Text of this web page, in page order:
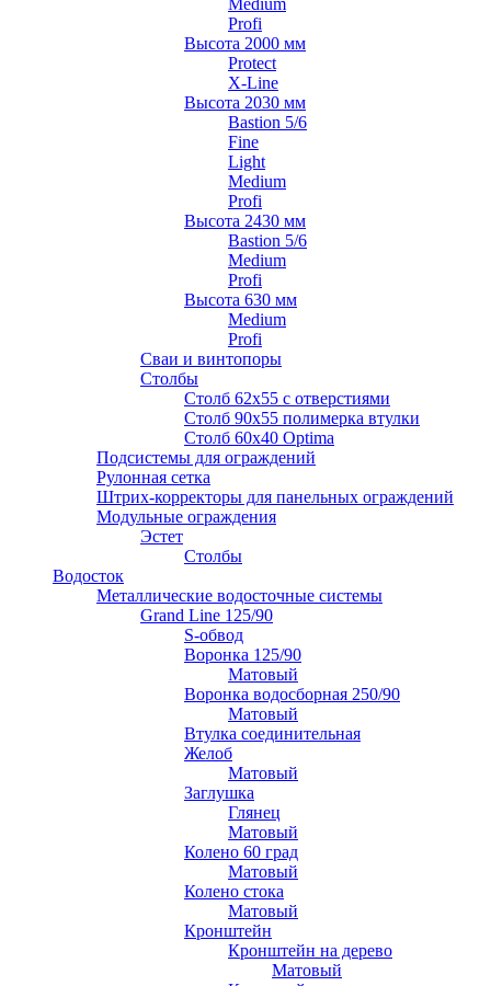
Medium
Profi
Высота 2000 мм
Protect
X-Line
Высота 2030 мм
Bastion 5/6
Fine
Light
Medium
Profi
Высота 2430 мм
Bastion 5/6
Medium
Profi
Высота 630 мм
Medium
Profi
Сваи и винтопоры
Столбы
Cтолб 62х55 с отверстиями
Cтолб 90х55 полимерка втулки
Столб 60х40 Optima
Подсистемы для ограждений
Рулонная сетка
Штрих-корректоры для панельных ограждений
Модульные ограждения
Эстет
Столбы
Водосток
Металлические водосточные системы
Grand Line 125/90
S-обвод
Воронка 125/90
Матовый
Воронка водосборная 250/90
Матовый
Втулка соединительная
Желоб
Матовый
Заглушка
Глянец
Матовый
Колено 60 град
Матовый
Колено стока
Матовый
Кронштейн
Кронштейн на дерево
Матовый